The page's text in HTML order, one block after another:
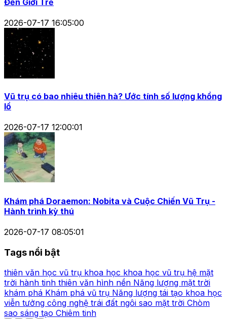
2026-07-17 16:05:00
Vũ trụ có bao nhiêu thiên hà? Ước tính số lượng khổng
lồ
2026-07-17 12:00:01
Khám phá Doraemon: Nobita và Cuộc Chiến Vũ Trụ -
Hành trình kỳ thú
2026-07-17 08:05:01
Tags nổi bật
thiên văn học vũ trụ khoa học khoa học vũ trụ hệ mặt
trời hành tinh thiên văn hình nền Năng lượng mặt trời
khám phá Khám phá vũ trụ Năng lượng tái tạo khoa học
viễn tưởng công nghệ trái đất ngôi sao mặt trời Chòm
sao sáng tạo Chiêm tinh